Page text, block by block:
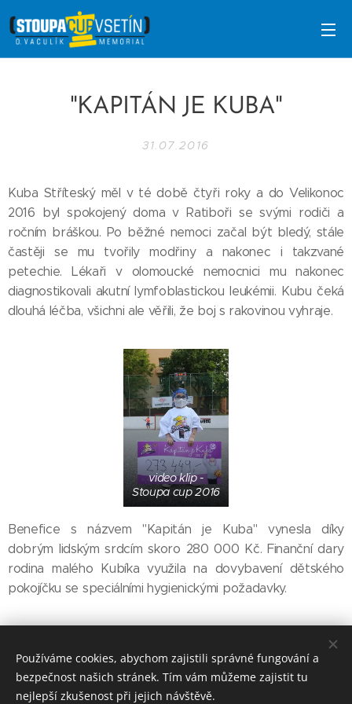
"KAPITÁN JE KUBA"
31.07.2016
Kuba Stříteský měl v té době čtyři roky a do Velikonoc
2016 byl spokojený doma v Ratiboři se svými rodiči a
ročním bráškou. Po běžné nemoci začal být bledý, stále
častěji se mu tvořily modřiny a nakonec i takzvané
petechie. Lékaři v olomoucké nemocnici mu nakonec
diagnostikovali akutní lymfoblastickou leukémii. Kubu čeká
dlouhá léčba, všichni ale věřili, že boj s rakovinou vyhraje.
video klip -
Stoupa cup 2016
Benefice s názvem "Kapitán je Kuba" vynesla díky
dobrým lidským srdcím skoro 280 000 Kč. Finanční dary
rodina malého Kubíka využila na dovybavení dětského
pokojíčku se speciálními hygienickými požadavky.
Používáme cookies, abychom zajistili správné fungování a
bezpečnost našich stránek. Tím vám můžeme zajistit tu
nejlepší zkušenost při jejich návštěvě.